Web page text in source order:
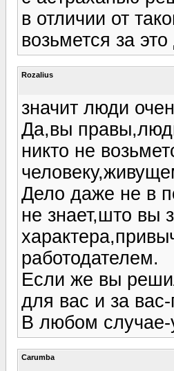
в отличии от
возьмется за
Rozalius
значит люди
Да,вы
никто не
Дело даже не в
не знает,што вы
работодателем.
Если же вы
для вас и за
В любом случае-
Carumba